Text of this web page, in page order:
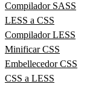
Compilador SASS
LESS a CSS
Compilador LESS
Minificar CSS
Embellecedor CSS
CSS a LESS